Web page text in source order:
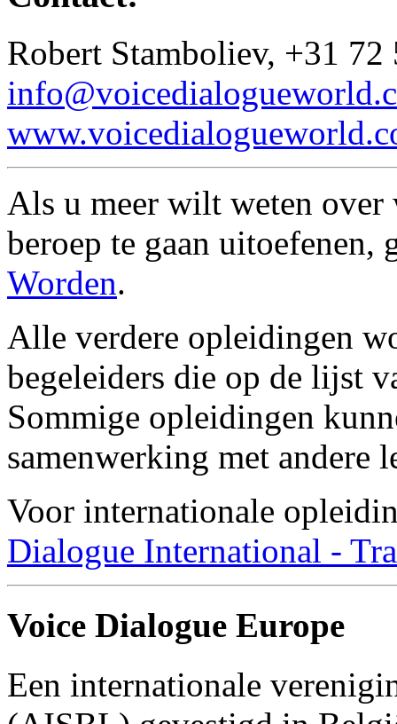
Robert Stamboliev, +31
Als u meer wilt weten over
beroep te gaan uitoefenen,
Worden.
Alle verdere opleidingen
begeleiders die op de lijst
Sommige opleidingen
samenwerking met andere
Voor internationale
Dialogue International -
Voice Dialogue Europe
Een internationale